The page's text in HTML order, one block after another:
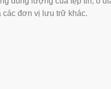
các đơn vị lưu trữ khác.